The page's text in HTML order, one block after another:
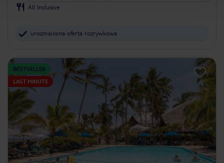
All Inclusive
urozmaicona oferta rozrywkowa
BESTSELLER
LAST MINUTE